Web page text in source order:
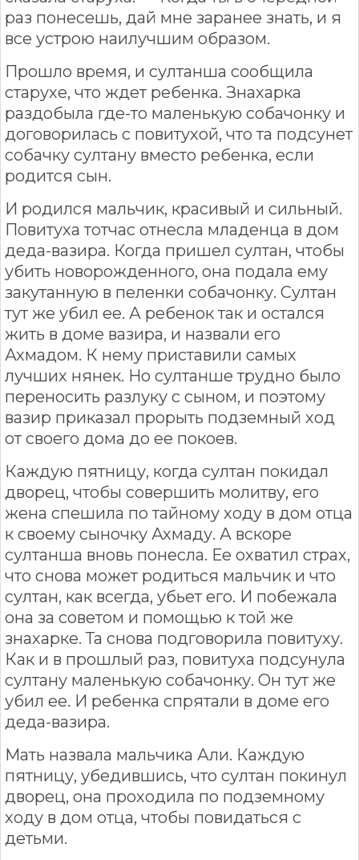
раз понесешь, дай мне заранее знать, и я
все устрою наилучшим образом.
Прошло время, и султанша сообщила
старухе, что ждет ребенка. Знахарка
раздобыла где-то маленькую собачонку и
договорилась с повитухой, что та подсунет
собачку султану вместо ребенка, если
родится сын.
И родился мальчик, красивый и сильный.
Повитуха тотчас отнесла младенца в дом
деда-вазира. Когда пришел султан, чтобы
убить новорожденного, она подала ему
закутанную в пеленки собачонку. Султан
тут же убил ее. А ребенок так и остался
жить в доме вазира, и назвали его
Ахмадом. К нему приставили самых
лучших нянек. Но султанше трудно было
переносить разлуку с сыном, и поэтому
вазир приказал прорыть подземный ход
от своего дома до ее покоев.
Каждую пятницу, когда султан покидал
дворец, чтобы совершить молитву, его
жена спешила по тайному ходу в дом отца
к своему сыночку Ахмаду. А вскоре
султанша вновь понесла. Ее охватил страх,
что снова может родиться мальчик и что
султан, как всегда, убьет его. И побежала
она за советом и помощью к той же
знахарке. Та снова подговорила повитуху.
Как и в прошлый раз, повитуха подсунула
султану маленькую собачонку. Он тут же
убил ее. И ребенка спрятали в доме его
деда-вазира.
Мать назвала мальчика Али. Каждую
пятницу, убедившись, что султан покинул
дворец, она проходила по подземному
ходу в дом отца, чтобы повидаться с
детьми.